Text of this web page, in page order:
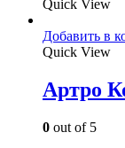
Quick View
Добавить в
Quick View
Артро
0 out of 5